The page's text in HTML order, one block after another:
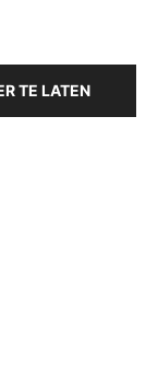
TE LATEN